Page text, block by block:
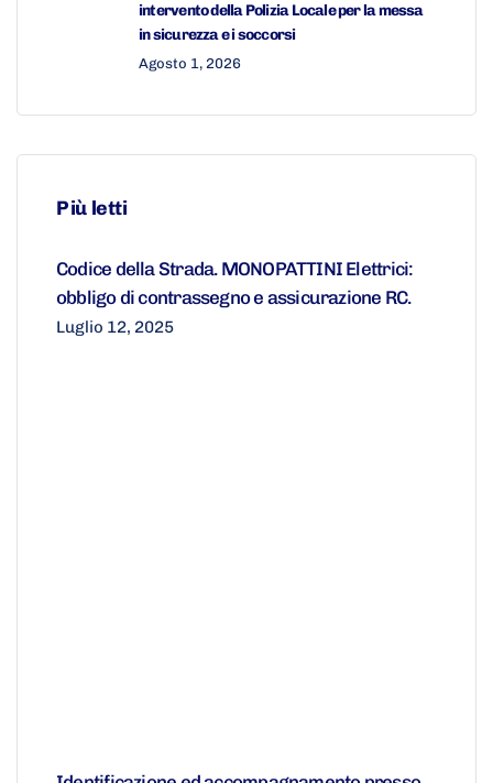
intervento della Polizia Locale per la messa
in sicurezza e i soccorsi
Agosto 1, 2026
Più letti
Codice della Strada. MONOPATTINI Elettrici:
obbligo di contrassegno e assicurazione RC.
Luglio 12, 2025